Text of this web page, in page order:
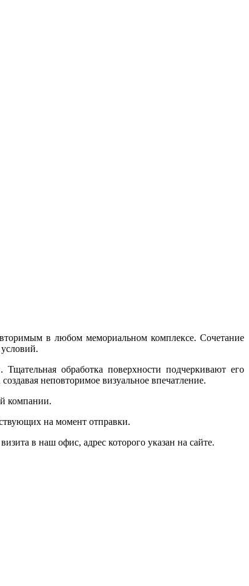
в любом мемориальном комплексе. Сочетание
обработка поверхности подчеркивают его
неповторимое визуальное впечатление.
компании.
на момент отправки.
в наш офис, адрес которого указан на сайте.